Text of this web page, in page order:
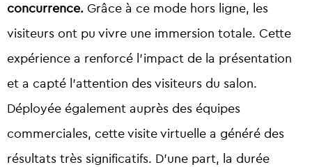
concurrence. Grâce à ce mode hors ligne, les
visiteurs ont pu vivre une immersion totale. Cette
expérience a renforcé l’impact de la présentation
et a capté l’attention des visiteurs du salon.
Déployée également auprès des équipes
commerciales, cette visite virtuelle a généré des
résultats très significatifs. D’une part, la durée